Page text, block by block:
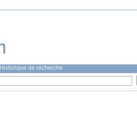
Historique de recherche